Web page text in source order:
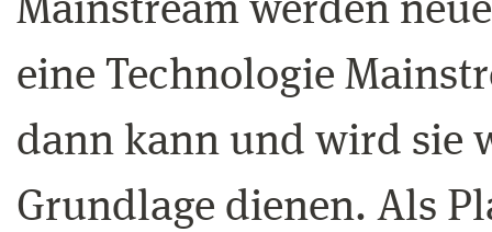
Mainstream werden
eine Technologie
dann kann und wird sie
Grundlage dienen. Als